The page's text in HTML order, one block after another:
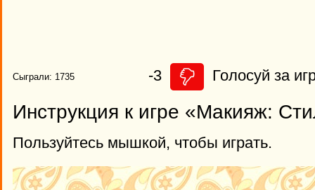
Сыграли: 1735 -3 Голосуй за
Инструкция к игре «Макияж:
Пользуйтесь мышкой, чтобы играть.